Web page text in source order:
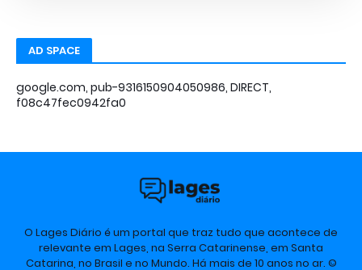
AD SPACE
google.com, pub-9316150904050986, DIRECT,
f08c47fec0942fa0
O Lages Diário é um portal que traz tudo que acontece de
relevante em Lages, na Serra Catarinense, em Santa
Catarina, no Brasil e no Mundo. Há mais de 10 anos no ar. ©